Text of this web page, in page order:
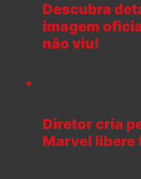
Descubra
imagem
não viu!
Diretor cria
Marvel libere